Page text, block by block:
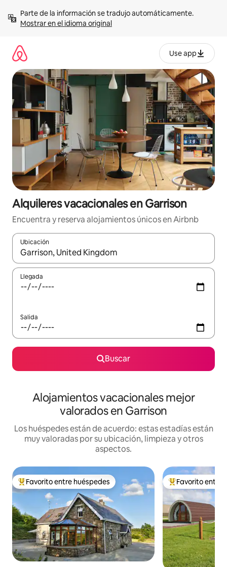
contenidoMostrar en el idioma original
Use app
Alquileres vacacionales en Garrison
Encuentra y reserva alojamientos únicos en Airbnb
Ubicación
Cuando los resultados estén disponibles, navega con las
Llegada
Salida
Buscar
Alojamientos vacacionales mejor
valorados en Garrison
Los huéspedes están de acuerdo: estas estadías están
muy valoradas por su ubicación, limpieza y otros
aspectos.
Favorito entre huéspedes preferido
Favorito entre huéspedes Favorito entre
Favorito entre